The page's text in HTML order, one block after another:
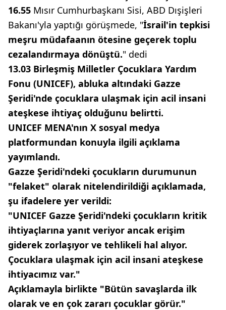
16.55 Mısır Cumhurbaşkanı Sisi, ABD Dışişleri
Bakanı'yla yaptığı görüşmede, "İsrail'in tepkisi
meşru müdafaanın ötesine geçerek toplu
cezalandırmaya dönüştü." dedi
13.03 Birleşmiş Milletler Çocuklara Yardım
Fonu (UNICEF), abluka altındaki Gazze
Şeridi'nde çocuklara ulaşmak için acil insani
ateşkese ihtiyaç olduğunu belirtti.
UNICEF MENA'nın X sosyal medya
platformundan konuyla ilgili açıklama
yayımlandı.
Gazze Şeridi'ndeki çocukların durumunun
"felaket" olarak nitelendirildiği açıklamada,
şu ifadelere yer verildi:
"UNICEF Gazze Şeridi'ndeki çocukların kritik
ihtiyaçlarına yanıt veriyor ancak erişim
giderek zorlaşıyor ve tehlikeli hal alıyor.
Çocuklara ulaşmak için acil insani ateşkese
ihtiyacımız var."
Açıklamayla birlikte "Bütün savaşlarda ilk
olarak ve en çok zararı çocuklar görür."